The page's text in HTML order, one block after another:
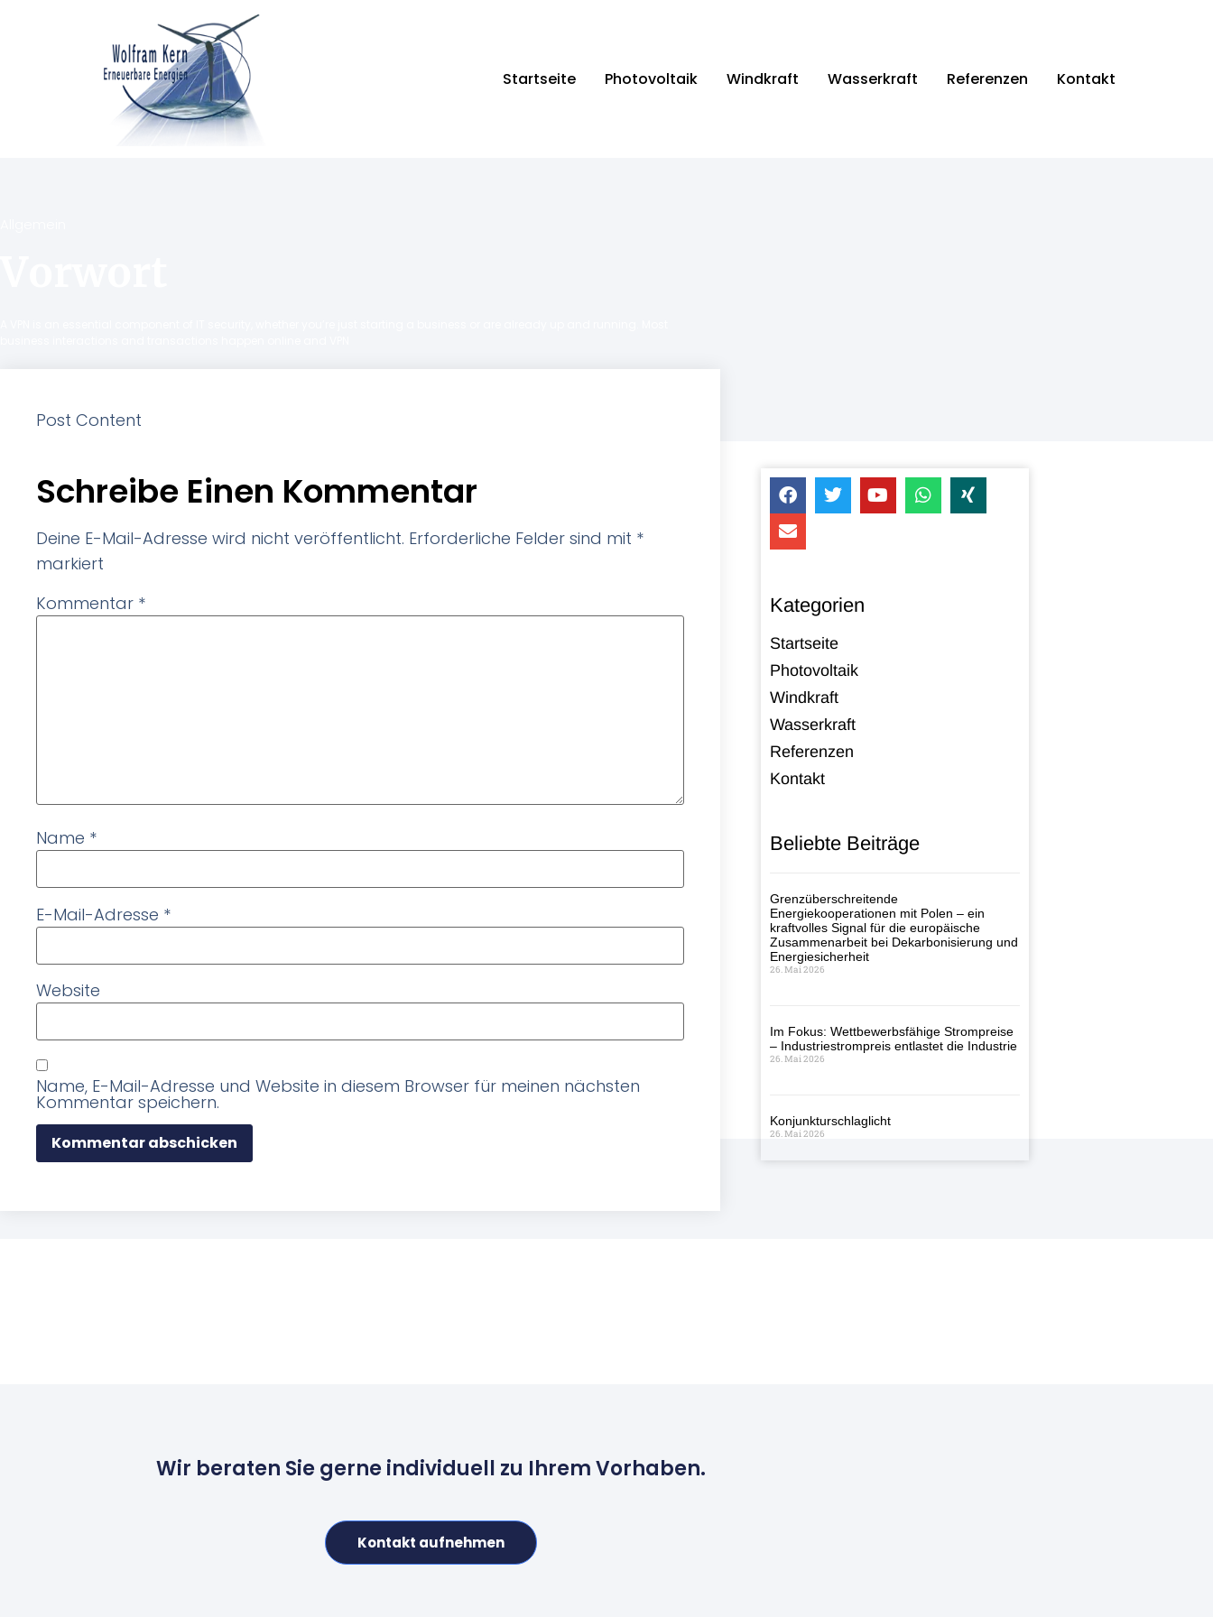
Startseite Photovoltaik Windkraft Wasserkraft Referenzen Kontakt
Post Content
Schreibe Einen Kommentar
Deine E-Mail-Adresse wird nicht veröffentlicht. Erforderliche Felder sind mit *
markiert
Kommentar *
Name *
E-Mail-Adresse *
Website
Name, E-Mail-Adresse und Website in diesem Browser für meinen nächsten
Kommentar speichern.
Kategorien
Startseite
Photovoltaik
Windkraft
Wasserkraft
Referenzen
Kontakt
Beliebte Beiträge
Grenzüberschreitende
Energiekooperationen mit Polen – ein
kraftvolles Signal für die europäische
Zusammenarbeit bei Dekarbonisierung und
Energiesicherheit
26. Mai 2026
Im Fokus: Wettbewerbsfähige Strompreise
– Industriestrompreis entlastet die Industrie
26. Mai 2026
Konjunkturschlaglicht
26. Mai 2026
Wir beraten Sie gerne individuell zu Ihrem Vorhaben.
Kontakt aufnehmen